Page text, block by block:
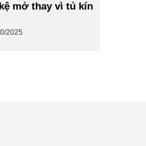
mở thay vì tủ kín
2025